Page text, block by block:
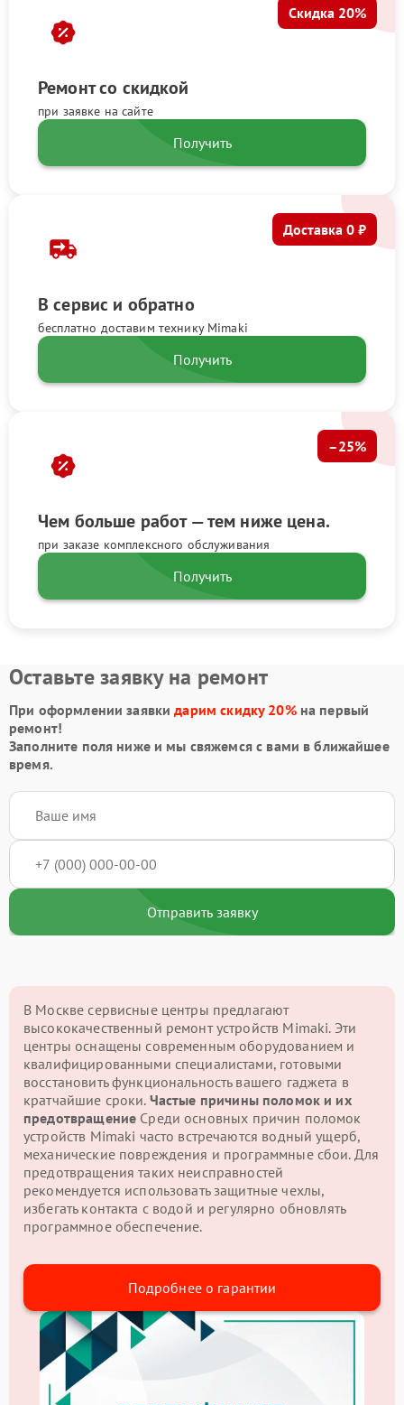
Ремонт со скидкой
при заявке на сайте
Скидка 20%
Получить
В сервис и обратно
бесплатно доставим технику Mimaki
Доставка 0 ₽
Получить
Чем больше работ — тем ниже цена.
при заказе комплексного обслуживания
–25%
Получить
Оставьте заявку на ремонт
При оформлении заявкидарим скидку 20%на первый
ремонт!
Заполните поля ниже и мы свяжемся с вами в ближайшее
время.
Отправить заявку
В Москве сервисные центры предлагают
высококачественный ремонт устройств Mimaki. Эти
центры оснащены современным оборудованием и
квалифицированными специалистами, готовыми
восстановить функциональность вашего гаджета в
кратчайшие сроки. Частые причины поломок и их
предотвращение Среди основных причин поломок
устройств Mimaki часто встречаются водный ущерб,
механические повреждения и программные сбои. Для
предотвращения таких неисправностей
рекомендуется использовать защитные чехлы,
избегать контакта с водой и регулярно обновлять
программное обеспечение.
Подробнее о гарантии